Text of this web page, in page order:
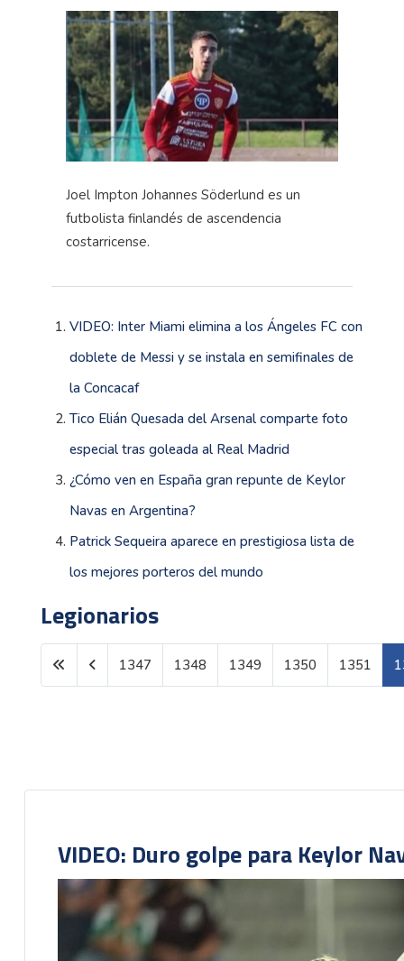
Joel Impton Johannes Söderlund es un
futbolista finlandés de ascendencia
costarricense.
VIDEO: Inter Miami elimina a los Ángeles FC con
doblete de Messi y se instala en semifinales de
la Concacaf
Tico Elián Quesada del Arsenal comparte foto
especial tras goleada al Real Madrid
¿Cómo ven en España gran repunte de Keylor
Navas en Argentina?
Patrick Sequeira aparece en prestigiosa lista de
los mejores porteros del mundo
Legionarios
Página 1352 de 1604
1347 1348 1349 1350 1351
VIDEO: Duro golpe para Keylor